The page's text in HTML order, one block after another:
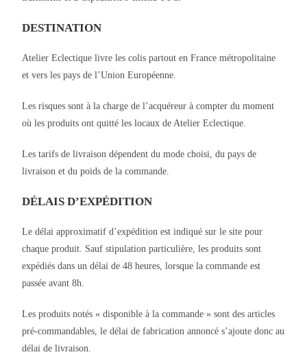
DESTINATION
Atelier Eclectique livre les colis partout en France métropolitaine
et vers les pays de l’Union Européenne.
Les risques sont à la charge de l’acquéreur à compter du moment
où les produits ont quitté les locaux de Atelier Eclectique.
Les tarifs de livraison dépendent du mode choisi, du pays de
livraison et du poids de la commande.
DÉLAIS D’EXPÉDITION
Le délai approximatif d’expédition est indiqué sur le site pour
chaque produit. Sauf stipulation particulière, les produits sont
expédiés dans un délai de 48 heures, lorsque la commande est
passée avant 8h.
Les produits notés « disponible à la commande » sont des articles
pré-commandables, le délai de fabrication annoncé s’ajoute donc au
délai de livraison.